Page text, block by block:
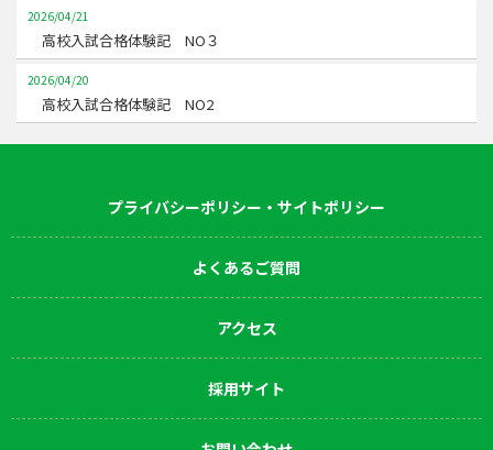
2026/04/21
高校入試合格体験記 NO３
2026/04/20
高校入試合格体験記 NO2
プライバシーポリシー・サイトポリシー
よくあるご質問
アクセス
採用サイト